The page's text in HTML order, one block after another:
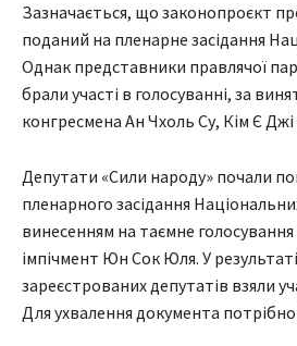
Зазначається, що законопроєкт
поданий на пленарне засідання
Однак представники правлячої
брали участі в голосуванні, за
конгресмена Ан Чхоль Су, Кім Є Джі
Депутати «Сили народу» почали
пленарного засідання
винесенням на таємне
імпічмент Юн Сок Юля. У
зареєстрованих депутатів взяли
Для ухвалення документа потрібно